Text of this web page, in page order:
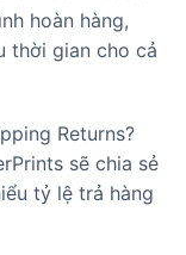
hoàn hàng,
thời gian cho cả
Returns?
sẽ chia sẻ
tỷ lệ trả hàng